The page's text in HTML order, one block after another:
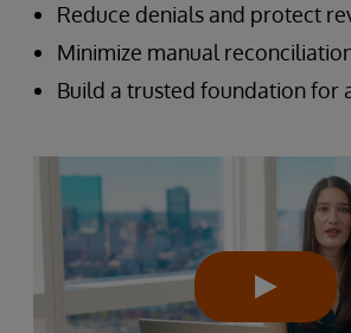
Reduce denials and protect
Minimize manual
Build a trusted foundation for